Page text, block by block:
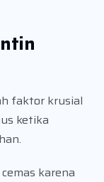
faktor krusial
ketika
karena